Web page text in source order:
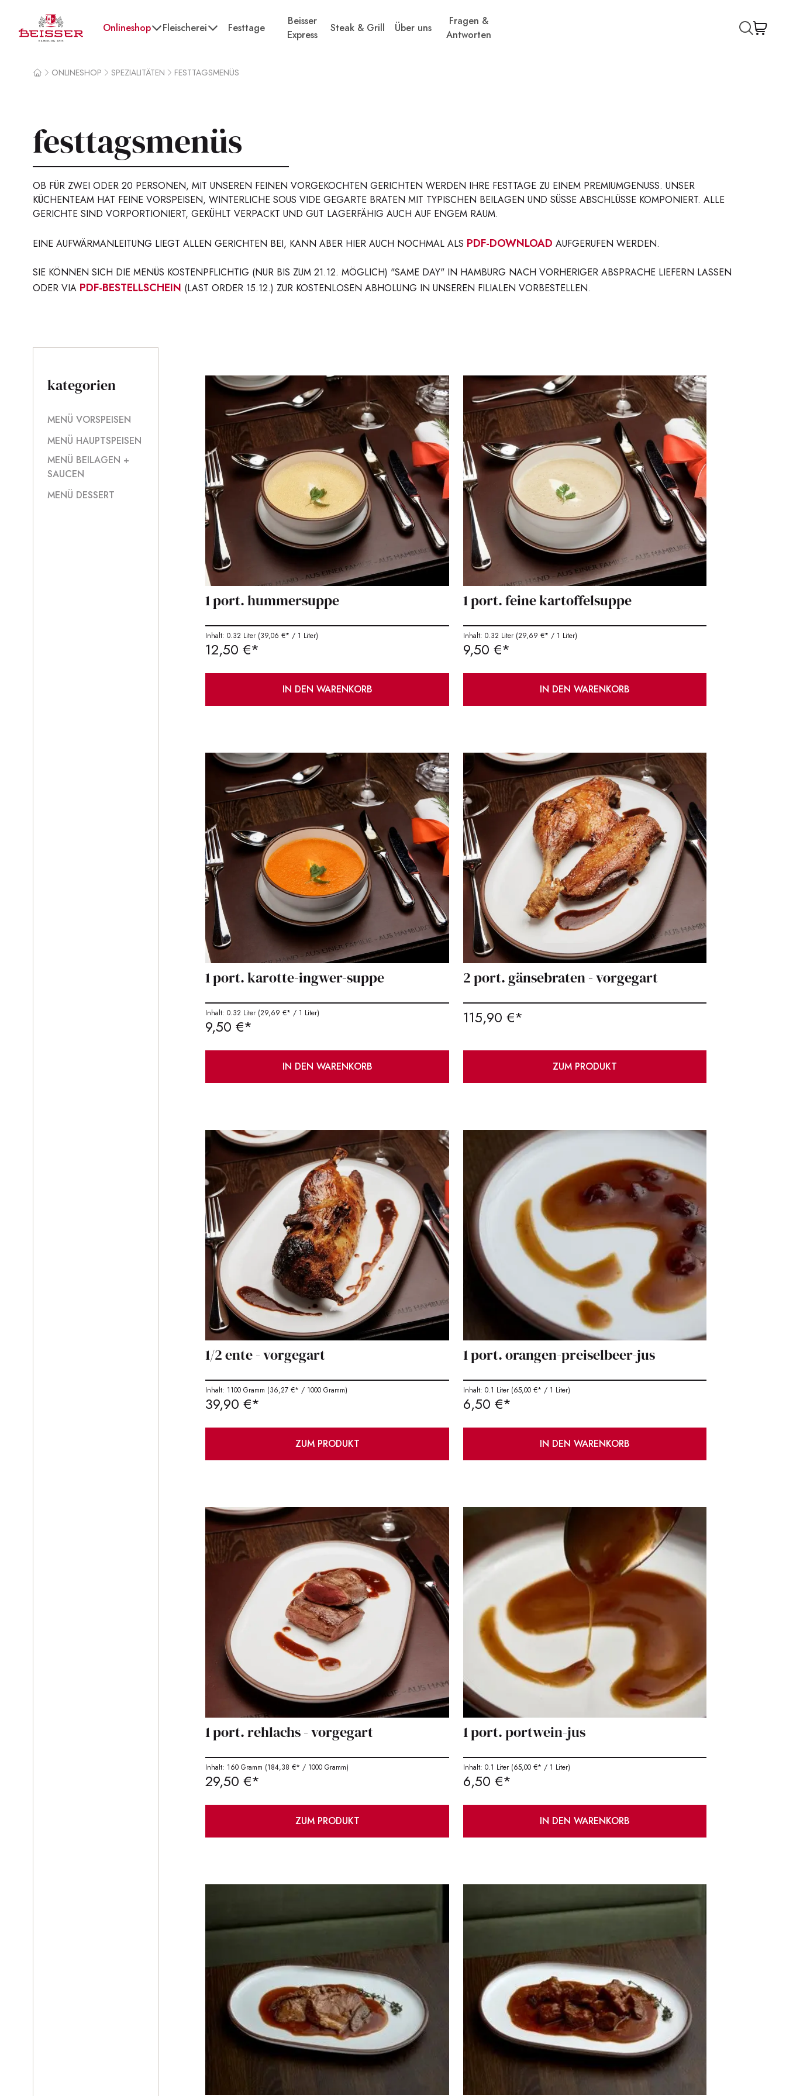
Beisser
Onlineshop Fleischerei Festtage
Beisser
Express
Steak & Grill Über uns
Fragen &
Antworten
ONLINESHOP SPEZIALITÄTEN FESTTAGSMENÜS
festtagsmenüs
OB FÜR ZWEI ODER 20 PERSONEN, MIT UNSEREN FEINEN VORGEKOCHTEN GERICHTEN WERDEN IHRE FESTTAGE ZU EINEM PREMIUMGENUSS. UNSER
KÜCHENTEAM HAT FEINE VORSPEISEN, WINTERLICHE SOUS VIDE GEGARTE BRATEN MIT TYPISCHEN BEILAGEN UND SÜSSE ABSCHLÜSSE KOMPONIERT. ALLE G
ERICHTE SIND VORPORTIONIERT, GEKÜHLT VERPACKT UND GUT LAGERFÄHIG AUCH AUF ENGEM RAUM.
EINE AUFWÄRMANLEITUNG LIEGT ALLEN GERICHTEN BEI, KANN ABER HIER AUCH NOCHMAL ALS PDF-DOWNLOAD AUFGERUFEN WERDEN.
SIE KÖNNEN SICH DIE MENÜS KOSTENPFLICHTIG (NUR BIS ZUM 21.12. MÖGLICH) "SAME DAY" IN HAMBURG NACH VORHERIGER ABSPRACHE LIEFERN LASSEN
ODER VIA PDF-BESTELLSCHEIN (LAST ORDER 15.12.) ZUR KOSTENLOSEN ABHOLUNG IN UNSEREN FILIALEN VORBESTELLEN.
kategorien
MENÜ VORSPEISEN
MENÜ HAUPTSPEISEN
MENÜ BEILAGEN +
SAUCEN
MENÜ DESSERT
1 port. hummersuppe
Inhalt: 0.32 Liter (39,06 €* / 1 Liter)
12,50 €*
IN DEN WARENKORB
1 port. feine kartoffelsuppe
Inhalt: 0.32 Liter(29,69 €* / 1 Liter)
9,50 €*
IN DEN WARENKORB
1 port. karotte-ingwer-suppe
Inhalt: 0.32 Liter (29,69 €* / 1 Liter)
9,50 €*
IN DEN WARENKORB
2 port. gänsebraten - vorgegart
115,90 €*
ZUM PRODUKT
1/2 ente - vorgegart
Inhalt: 1100 Gramm (36,27 €* / 1000 Gramm)
39,90 €*
ZUM PRODUKT
1 port. orangen-preiselbeer-jus
Inhalt: 0.1 Liter(65,00 €* / 1 Liter)
6,50 €*
IN DEN WARENKORB
1 port. rehlachs - vorgegart
Inhalt: 160 Gramm (184,38 €* / 1000 Gramm)
29,50 €*
ZUM PRODUKT
1 port. portwein-jus
Inhalt: 0.1 Liter(65,00 €* / 1 Liter)
6,50 €*
IN DEN WARENKORB